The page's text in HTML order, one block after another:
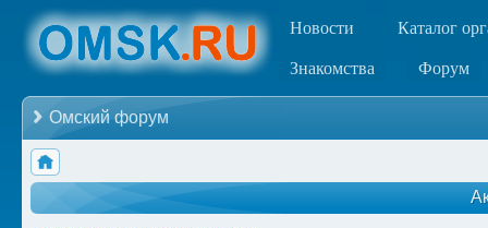
Новости Каталог
Знакомства Форум
Омский форум